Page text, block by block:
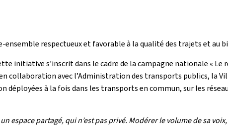
ensemble respectueux et favorable à la qualité des trajets et au
initiative s’inscrit dans le cadre de la campagne nationale « Le
collaboration avec l’Administration des transports publics, la
à la fois dans les transports en commun, sur les
espace partagé, qui n’est pas privé. Modérer le volume de sa